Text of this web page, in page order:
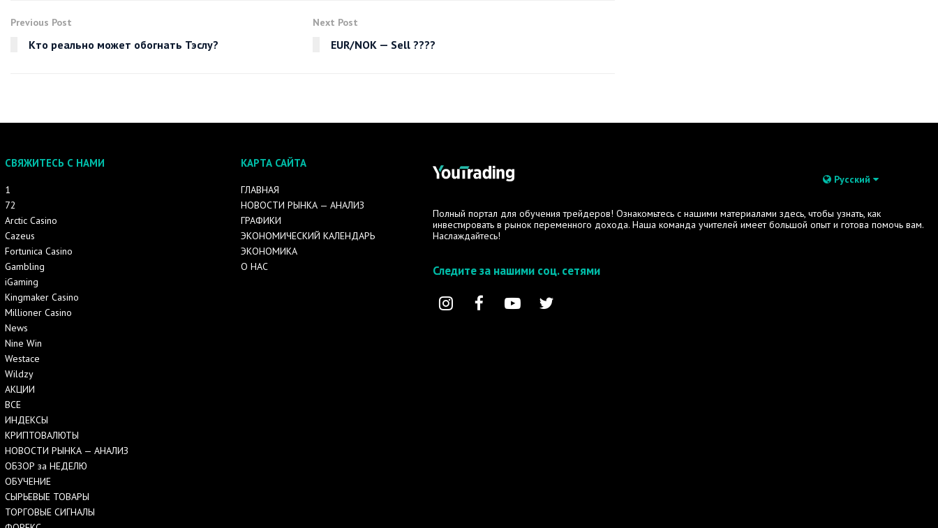
Previous Post
Кто реально может обогнать Тэслу?
Next Post
EUR/NOK — Sell ????
СВЯЖИТЕСЬ С НАМИ
1
72
Arctic Casino
Cazeus
Fortunica Casino
Gambling
iGaming
Kingmaker Casino
Millioner Casino
News
Nine Win
Westace
Wildzy
АКЦИИ
ВСЕ
ИНДЕКСЫ
КРИПТОВАЛЮТЫ
НОВОСТИ РЫНКА — АНАЛИЗ
ОБЗОР за НЕДЕЛЮ
ОБУЧЕНИЕ
СЫРЬЕВЫЕ ТОВАРЫ
ТОРГОВЫЕ СИГНАЛЫ
КАРТА САЙТА
ГЛАВНАЯ
НОВОСТИ РЫНКА — АНАЛИЗ
ГРАФИКИ
ЭКОНОМИЧЕСКИЙ КАЛЕНДАРЬ
ЭКОНОМИКА
О НАС
Русский
Полный портал для обучения трейдеров! Ознакомьтесь с нашими материалами здесь, чтобы узнать, как
инвестировать в рынок переменного дохода. Наша команда учителей имеет большой опыт и готова помочь вам.
Наслаждайтесь!
Следите за нашими соц. сетями